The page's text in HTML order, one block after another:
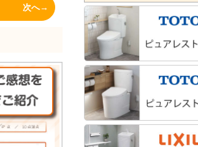
次へ→